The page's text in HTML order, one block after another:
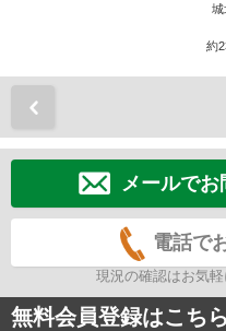
城
約
メールでお
電話で
現況の確認はお気軽
無料会員登録はこちら